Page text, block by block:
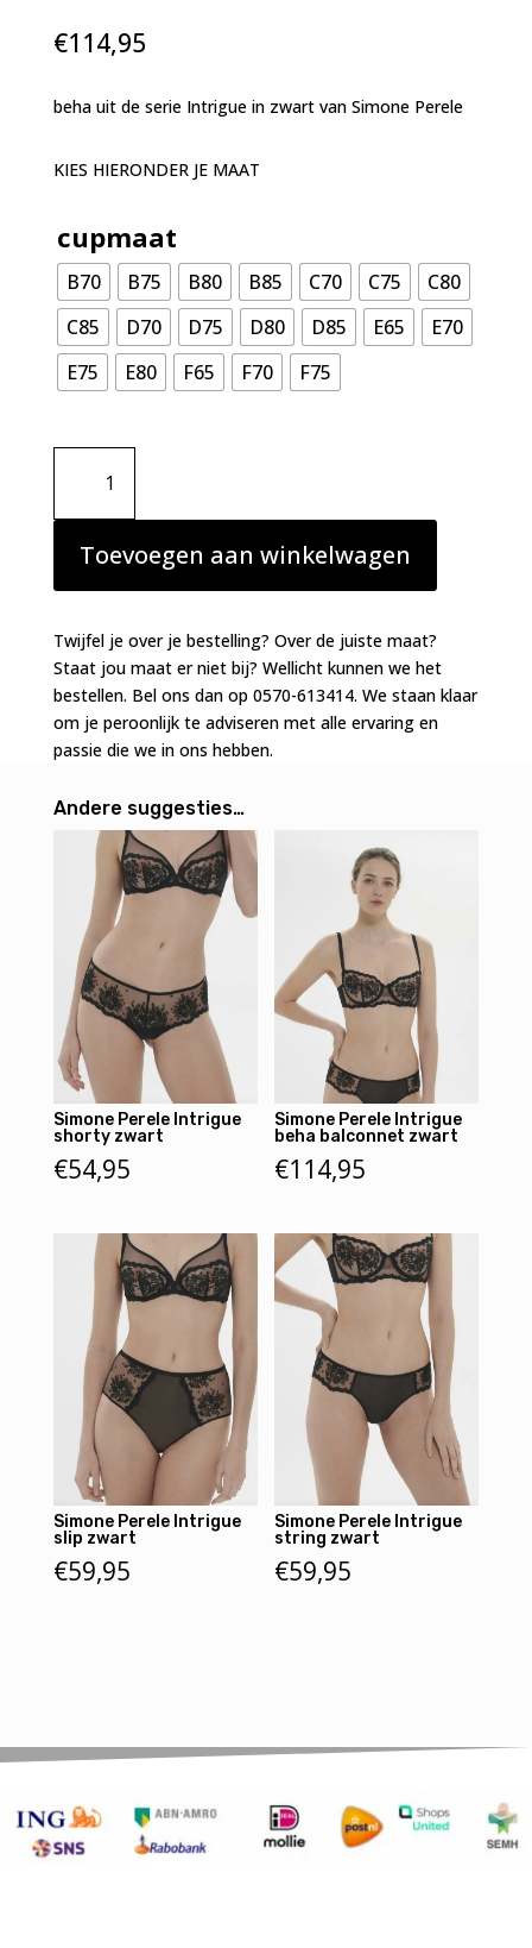
€114,95
beha uit de serie Intrigue in zwart van Simone Perele
KIES HIERONDER JE MAAT
cupmaat
B70 B75 B80 B85 C70 C75
C80
C85
D70 D75 D80 D85 E65
E70
E75
E80 F65 F70 F75
Simone
Perele
Intrigue
beha
balconnet
zwart
Toevoegen aan winkelwagen
Twijfel je over je bestelling? Over de juiste maat?
Staat jou maat er niet bij? Wellicht kunnen we het
bestellen. Bel ons dan op 0570-613414. We staan klaar
om je peroonlijk te adviseren met alle ervaring en
passie die we in ons hebben.
Andere suggesties…
Simone Perele Intrigue
shorty zwart
€54,95
Simone Perele Intrigue
beha balconnet zwart
€114,95
Simone Perele Intrigue
slip zwart
€59,95
Simone Perele Intrigue
string zwart
€59,95